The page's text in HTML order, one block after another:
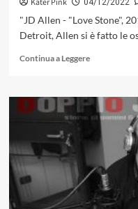
Kater Pink 04/12/2022
"JD Allen - "Love Stone",
Detroit, Allen si è fatto le
Continua a LeggereLeggi
su
TRA
GRAZIA
PASSIONE:
ALLEN,
UNA
DELLE